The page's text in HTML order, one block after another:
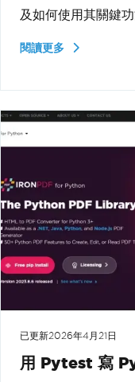
及如何使用其關鍵功
閱讀更多
已更新2026年4月21日
用 Pytest 寫